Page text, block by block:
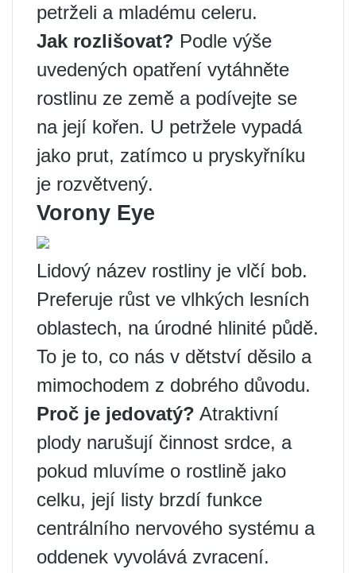
petrželi a mladému celeru.
Jak rozlišovat? Podle výše
uvedených opatření vytáhněte
rostlinu ze země a podívejte se
na její kořen. U petržele vypadá
jako prut, zatímco u pryskyřníku
je rozvětvený.
Vorony Eye
Lidový název rostliny je vlčí bob.
Preferuje růst ve vlhkých lesních
oblastech, na úrodné hlinité půdě.
To je to, co nás v dětství děsilo a
mimochodem z dobrého důvodu.
Proč je jedovatý? Atraktivní
plody narušují činnost srdce, a
pokud mluvíme o rostlině jako
celku, její listy brzdí funkce
centrálního nervového systému a
oddenek vyvolává zvracení.